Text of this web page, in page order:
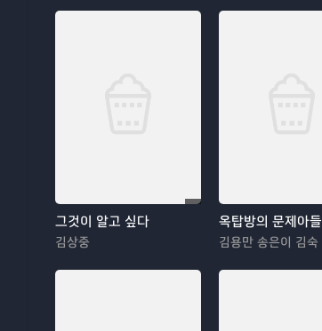
그것이 알고 싶다
김상중
옥탑방의 문제아들